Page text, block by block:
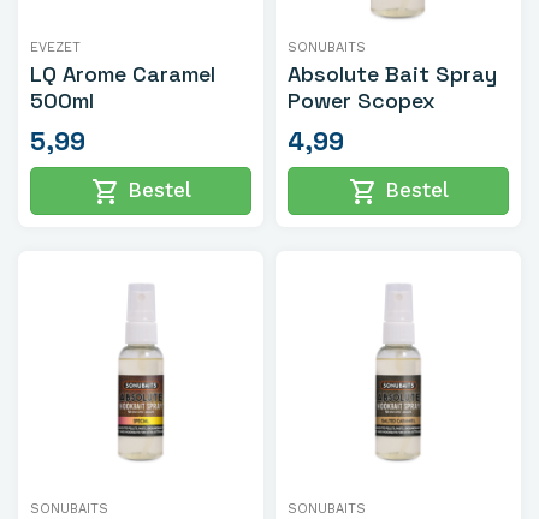
EVEZET
LQ Arome Caramel
500ml
5,99
shopping_cart Bestel
SONUBAITS
Absolute Bait Spray
Power Scopex
4,99
shopping_cart Bestel
SONUBAITS SONUBAITS